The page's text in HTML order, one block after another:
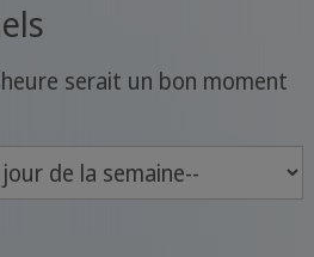
serait un bon moment